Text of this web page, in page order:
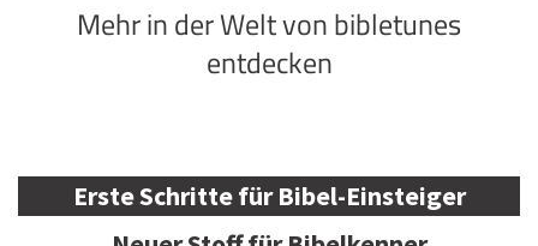
Mehr in der Welt von bibletunes
entdecken
Erste Schritte für Bibel-Einsteiger